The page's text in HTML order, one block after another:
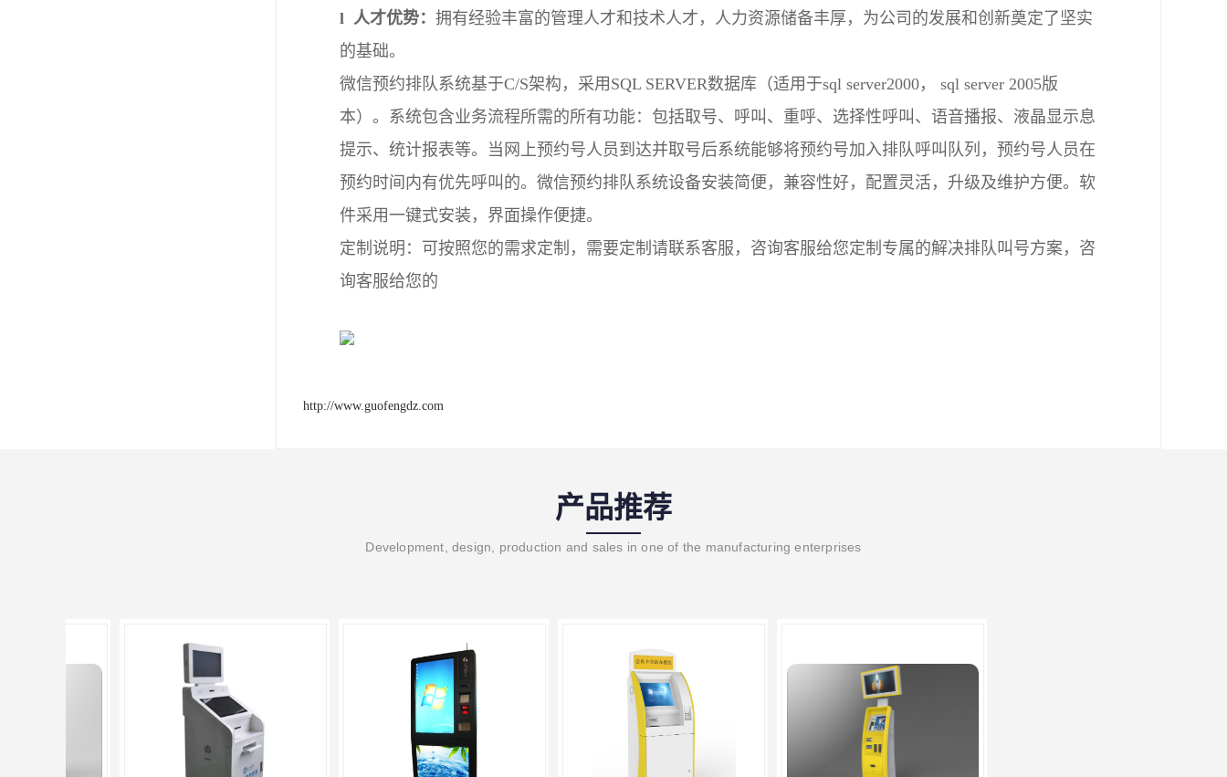
l 人才优势： 拥有经验丰富的管理人才和技术人才，人力资源储备丰厚，为公司的发展和创新奠定了坚实
的基础。
微信预约排队系统基于C/S架构，采用SQL SERVER数据库（适用于sql server2000， sql server 2005版
本）。系统包含业务流程所需的所有功能：包括取号、呼叫、重呼、选择性呼叫、语音播报、液晶显示息
提示、统计报表等。当网上预约号人员到达并取号后系统能够将预约号加入排队呼叫队列，预约号人员在
预约时间内有优先呼叫的。微信预约排队系统设备安装简便，兼容性好，配置灵活，升级及维护方便。软
件采用一键式安装，界面操作便捷。
定制说明：可按照您的需求定制，需要定制请联系客服，咨询客服给您定制专属的解决排队叫号方案，咨
询客服给您的
http://www.guofengdz.com
产品推荐
Development, design, production and sales in one of the manufacturing enterprises